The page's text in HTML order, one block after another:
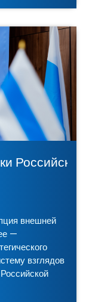
Концепция внешней
внешней
—
взглядов